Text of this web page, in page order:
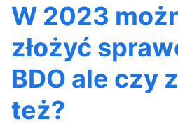
W 2023
złożyć
BDO ale czy
też?